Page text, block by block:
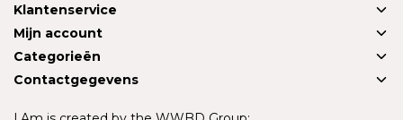
Klantenservice
Mijn account
Categorieën
Contactgegevens